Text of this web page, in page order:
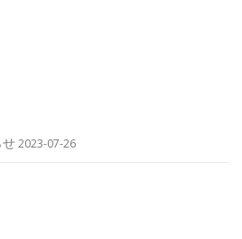
せ2023-07-26